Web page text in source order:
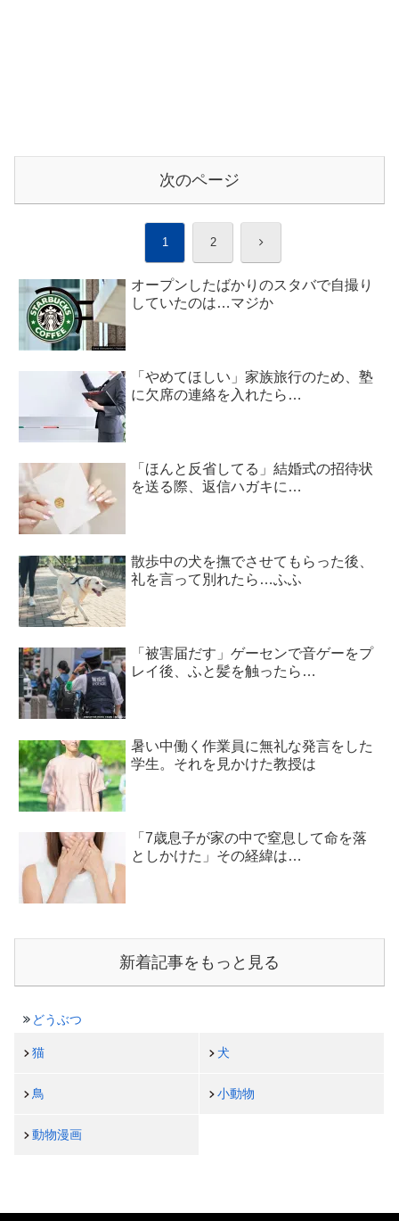
次のページ
1 2 次
へ
オープンしたばかりのスタバで自撮り
していたのは…マジか
「やめてほしい」家族旅行のため、塾
に欠席の連絡を入れたら…
「ほんと反省してる」結婚式の招待状
を送る際、返信ハガキに…
散歩中の犬を撫でさせてもらった後、
礼を言って別れたら…ふふ
「被害届だす」ゲーセンで音ゲーをプ
レイ後、ふと髪を触ったら…
暑い中働く作業員に無礼な発言をした
学生。それを見かけた教授は
「7歳息子が家の中で窒息して命を落
としかけた」その経緯は…
新着記事をもっと見る
どうぶつ
猫 犬
鳥 小動物
動物漫画